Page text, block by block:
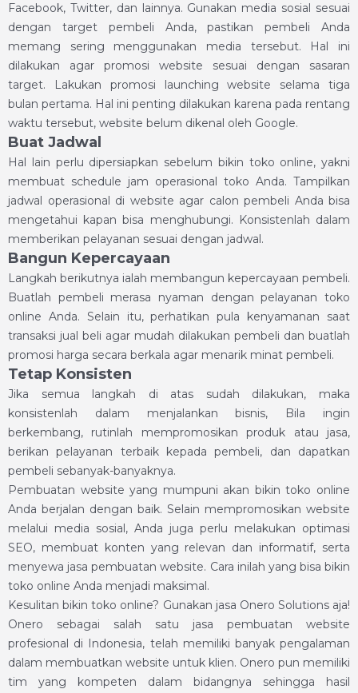
Facebook, Twitter, dan lainnya. Gunakan media sosial sesuai
dengan target pembeli Anda, pastikan pembeli Anda
memang sering menggunakan media tersebut. Hal ini
dilakukan agar promosi website sesuai dengan sasaran
target. Lakukan promosi launching website selama tiga
bulan pertama. Hal ini penting dilakukan karena pada rentang
waktu tersebut, website belum dikenal oleh Google.
Buat Jadwal
Hal lain perlu dipersiapkan sebelum bikin toko online, yakni
membuat schedule jam operasional toko Anda. Tampilkan
jadwal operasional di website agar calon pembeli Anda bisa
mengetahui kapan bisa menghubungi. Konsistenlah dalam
memberikan pelayanan sesuai dengan jadwal.
Bangun Kepercayaan
Langkah berikutnya ialah membangun kepercayaan pembeli.
Buatlah pembeli merasa nyaman dengan pelayanan toko
online Anda. Selain itu, perhatikan pula kenyamanan saat
transaksi jual beli agar mudah dilakukan pembeli dan buatlah
promosi harga secara berkala agar menarik minat pembeli.
Tetap Konsisten
Jika semua langkah di atas sudah dilakukan, maka
konsistenlah dalam menjalankan bisnis, Bila ingin
berkembang, rutinlah mempromosikan produk atau jasa,
berikan pelayanan terbaik kepada pembeli, dan dapatkan
pembeli sebanyak-banyaknya.
Pembuatan website yang mumpuni akan bikin toko online
Anda berjalan dengan baik. Selain mempromosikan website
melalui media sosial, Anda juga perlu melakukan optimasi
SEO, membuat konten yang relevan dan informatif, serta
menyewa jasa pembuatan website. Cara inilah yang bisa bikin
toko online Anda menjadi maksimal.
Kesulitan bikin toko online? Gunakan jasa Onero Solutions aja!
Onero sebagai salah satu jasa pembuatan website
profesional di Indonesia, telah memiliki banyak pengalaman
dalam membuatkan website untuk klien. Onero pun memiliki
tim yang kompeten dalam bidangnya sehingga hasil